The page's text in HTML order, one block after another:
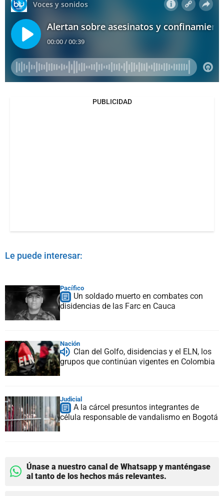
PUBLICIDAD
Le puede interesar:
Pacífico
Un soldado muerto en combates con
disidencias de las Farc en Cauca
Nación
Clan del Golfo, disidencias y el ELN, los
grupos que continúan vigentes en Colombia
Judicial
A la cárcel presuntos integrantes de
célula responsable de vandalismo en Bogotá
Únase a nuestro canal de Whatsapp y manténgase
al tanto de los hechos más relevantes.